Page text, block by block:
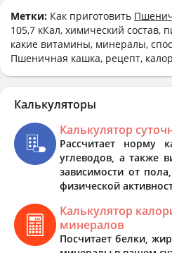
Метки: Как приготовить
105,7 кКал, химический состав,
какие витамины, минералы,
Пшеничная кашка, рецепт,
Калькуляторы
Калькулятор
Рассчитает норму
углеводов, а также
зависимости от
физической
Калькулятор
минералов
Посчитает белки,